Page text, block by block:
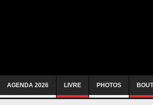
AGENDA 2026 LIVRE PHOTOS